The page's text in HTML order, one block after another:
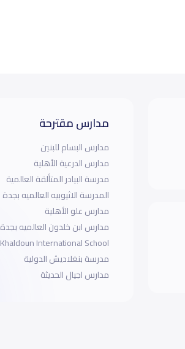
مدارس مقترحة
مدارس البسام للبنين
مدارس الدرعية الأهلية
مدرسة البيادر المتألقة العالمية
المدرسة الاثيوبيه العالميه بجدة
مدارس علو الأهلية
Khaldoun International School
مدرسة بنغلاديش الدولية
مدارس اجيال الحديثة